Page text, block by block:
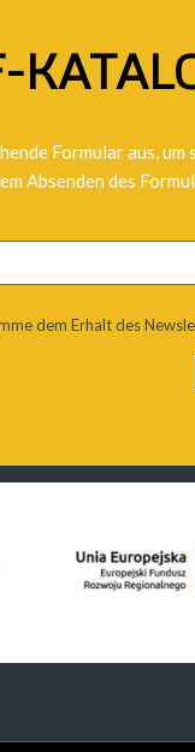
Formular aus,
Absenden des
dem Erhalt des